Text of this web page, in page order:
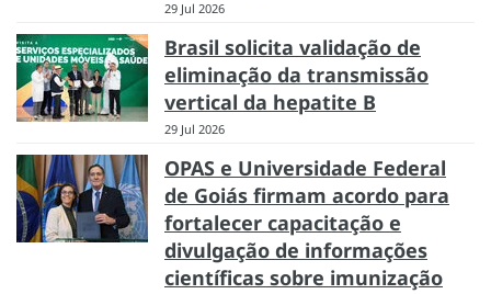
29 Jul 2026
Brasil solicita validação de
eliminação da transmissão
vertical da hepatite B
29 Jul 2026
OPAS e Universidade Federal
de Goiás firmam acordo para
fortalecer capacitação e
divulgação de informações
científicas sobre imunização